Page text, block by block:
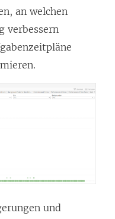
an welchen
verbessern
und